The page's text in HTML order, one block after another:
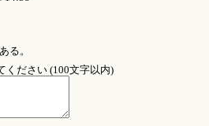
る。
ください (100文字以内)